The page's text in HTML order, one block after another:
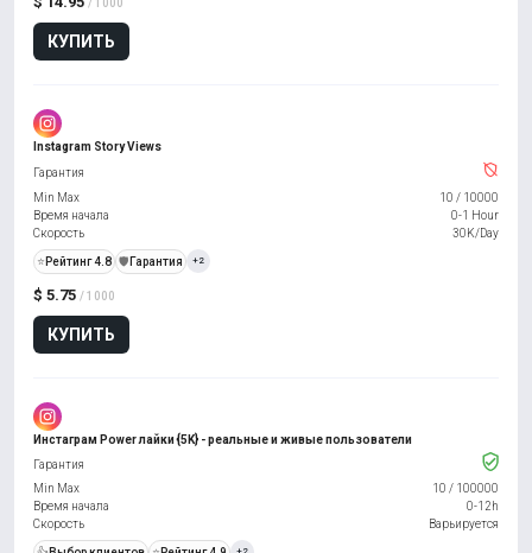
/ 1000
КУПИТЬ
Instagram Story Views
$ 5.75 / 1000
КУПИТЬ
Гарантия
Min Max
10 / 10000
Время начала
0-1 Hour
Скорость
30K/Day
⭐ Рейтинг 4.8 ️🛡️ Гарантия +2
Инстаграм Power лайки {5K} - реальные и живые пользователи
Гарантия
Min Max
10 / 100000
Время начала
0-12h
Скорость
Варьируется